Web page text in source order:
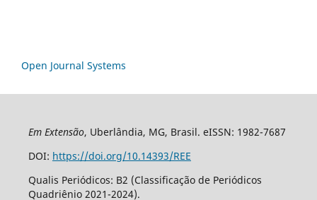
Open Journal Systems
Em Extensão, Uberlândia, MG, Brasil. eISSN: 1982-7687
DOI: https://doi.org/10.14393/REE
Qualis Periódicos: B2 (Classificação de Periódicos
Quadriênio 2021-2024).